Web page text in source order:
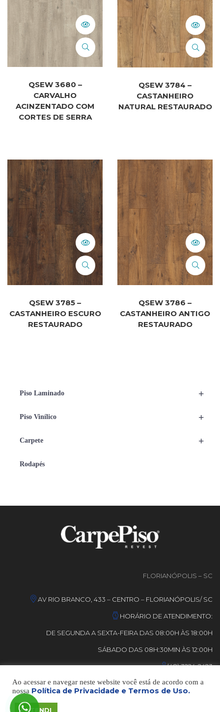
QSEW 3680 –
CARVALHO
ACINZENTADO COM
CORTES DE SERRA
QSEW 3784 –
CASTANHEIRO
NATURAL RESTAURADO
QSEW 3785 –
CASTANHEIRO ESCURO
RESTAURADO
QSEW 3786 –
CASTANHEIRO ANTIGO
RESTAURADO
+
Piso Laminado
+
Piso Vinílico
+
Carpete
Rodapés
FLORIANÓPOLIS – SC
AV RIO BRANCO, 433 – CENTRO – FLORIANÓPOLIS/ SC
HORÁRIO DE ATENDIMENTO:
DE SEGUNDA A SEXTA-FEIRA DAS 08:00H ÀS 18:00H
SÁBADO DAS 08H:30MIN ÀS 12:00H
(48) 3224-2423
© DESENVOLVIDO POR
Ao acessar e navegar neste website você está de acordo com a
nossa Política de Privacidade e Termos de Uso.
ENTENDI